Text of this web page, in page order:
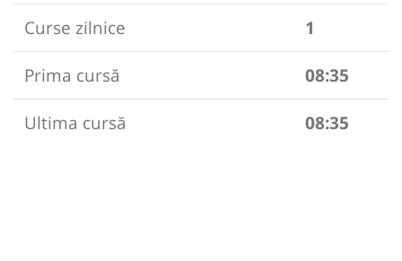
Curse zilnice
1
Prima cursă
08:35
Ultima cursă
08:35